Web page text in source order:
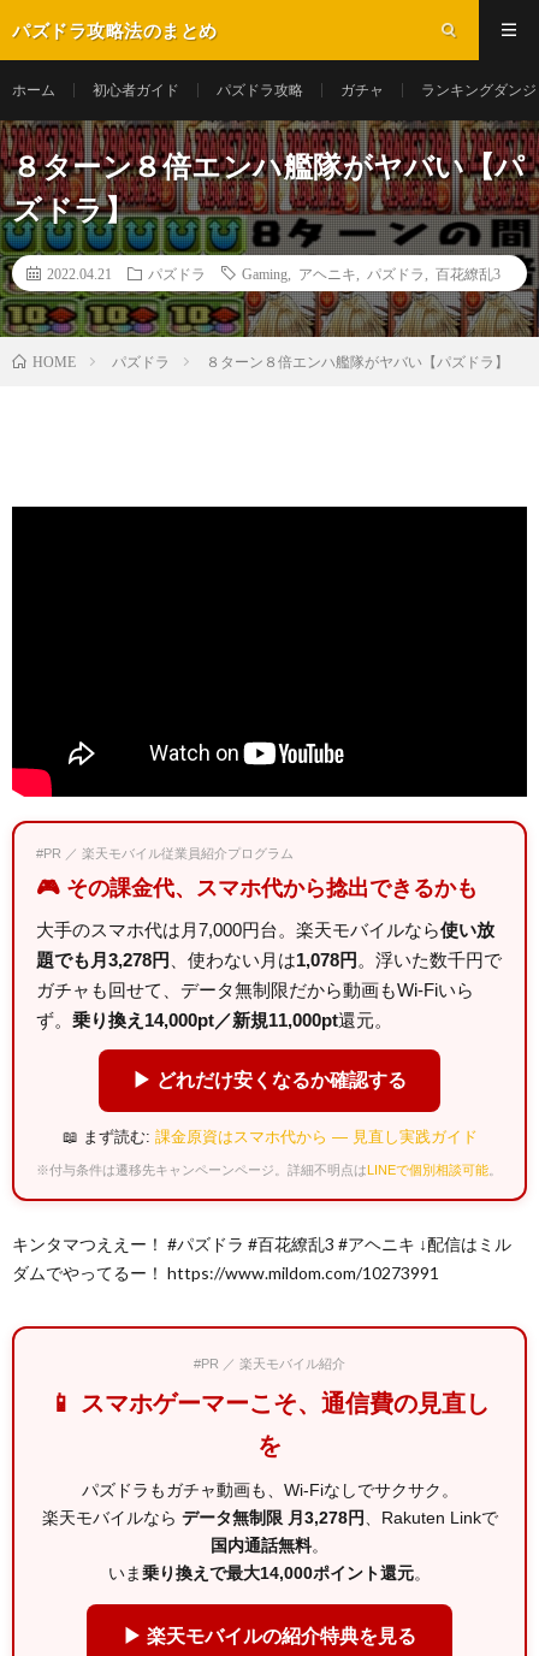
パズドラ攻略法のまとめ
ホーム 初心者ガイド パズドラ攻略 ガチャ ランキングダン
８ターン８倍エンハ艦隊がヤバい【パ
ズドラ】
2022.04.21 パズドラ Gaming アヘニキ パズドラ 百花繚乱3
HOME パズドラ ８ターン８倍エンハ艦隊がヤバい【パズドラ】
#PR ／ 楽天モバイル従業員紹介プログラム
🎮 その課金代、スマホ代から捻出できるかも
大手のスマホ代は月7,000円台。楽天モバイルなら使い放
題でも月3,278円
、使わない月は1,078円 。浮いた数千円で
ガチャも回せて、データ無制限だから動画もWi-Fiいら
ず。 乗り換え14,000pt／新規11,000pt還元。
▶ どれだけ安くなるか確認する
📖 まず読む: 課金原資はスマホ代から — 見直し実践ガイド
※付与条件は遷移先キャンペーンページ。詳細不明点はLINEで個別相談可能
キンタマつええー！ #パズドラ #百花繚乱3 #アヘニキ ↓配信はミル
ダムでやってるー！ https://www.mildom.com/10273991
#PR ／ 楽天モバイル紹介
📱 スマホゲーマーこそ、通信費の見直し
を
パズドラもガチャ動画も、Wi-Fiなしでサクサク。
楽天モバイルなら データ無制限 月3,278円 、Rakuten Linkで
国内通話無料。
いま乗り換えで最大14,000ポイント還元。
▶ 楽天モバイルの紹介特典を見る